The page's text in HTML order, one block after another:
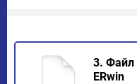
3. Файл
ERwin